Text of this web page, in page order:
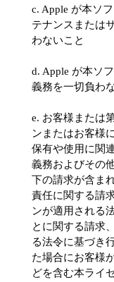
c. Apple が本ソ
テナンスまたは
わないこと
d. Apple が本ソ
義務を一切負わ
e. お客様または
ンまたはお客様
保有や使用に関
義務およびその
下の請求が含ま
責任に関する請
ンが適用される
とに関する請求
る法令に基づき
た場合にお客様
どを含む本ライ